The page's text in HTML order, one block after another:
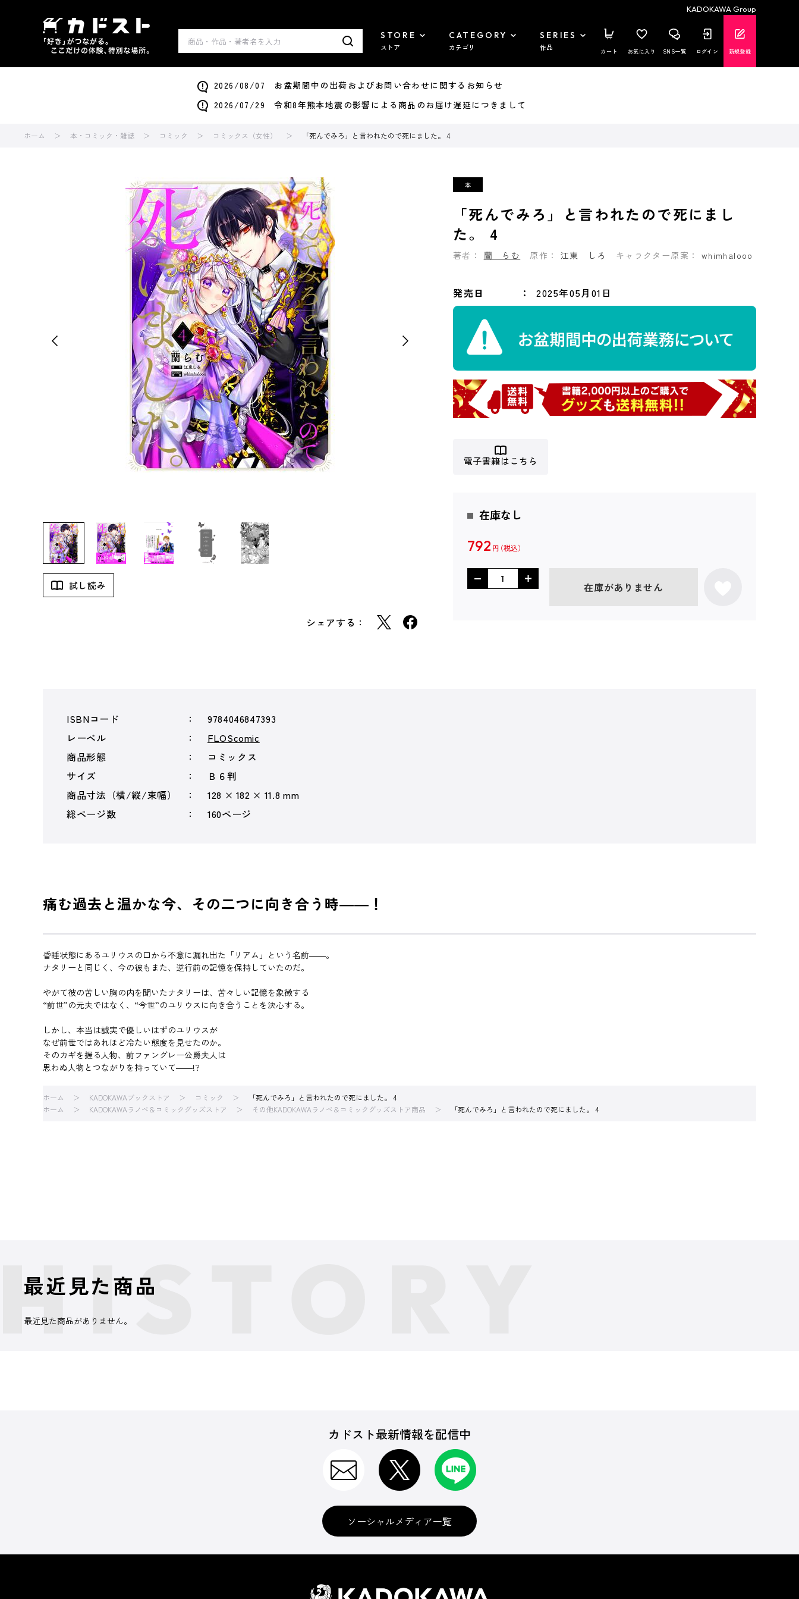
KADOKAWA Group
STORE
ストア
CATEGORY
カテゴリ
SERIES
作品 カート お気に入り SNS一覧 ログイン 新規登録
2026/08/07 お盆期間中の出荷およびお問い合わせに関するお知らせ
2026/07/29 令和8年熊本地震の影響による商品のお届け遅延につきまして
ホーム 本・コミック・雑誌 コミック コミックス（女性） 「死んでみろ」と言われたので死にました。 4
試し読み
シェアする：
「死んでみろ」と言われたので死にまし
た。 4
著者： 蘭 らむ 原作： 江東 しろ キャラクター原案： whimhalooo
発売日 2025年05月01日
電子書籍はこちら
在庫なし
792 円
在庫がありません
ISBNコード
9784046847393
レーベル
FLOScomic
商品形態
コミックス
サイズ
Ｂ６判
商品寸法（横/縦/束幅）
128 × 182 × 11.8 mm
総ページ数
160ページ
痛む過去と温かな今、その二つに向き合う時――！
昏睡状態にあるユリウスの口から不意に漏れ出た「リアム」という名前――。
ナタリーと同じく、今の彼もまた、逆行前の記憶を保持していたのだ。
やがて彼の苦しい胸の内を聞いたナタリーは、苦々しい記憶を象徴する
“前世”の元夫ではなく、“今世”のユリウスに向き合うことを決心する。
しかし、本当は誠実で優しいはずのユリウスが
なぜ前世ではあれほど冷たい態度を見せたのか。
そのカギを握る人物、前ファングレー公爵夫人は
思わぬ人物とつながりを持っていて――!?
ホーム KADOKAWAブックストア コミック
「死んでみろ」と言われたので死にました。 4
ホーム
KADOKAWAラノベ＆コミックグッズストア その他KADOKAWAラノベ＆コミックグッズストア商品 「死んでみろ」と言われたので死にました。 4
最近見た商品
最近見た商品がありません。
カドスト最新情報を配信中
ソーシャルメディア一覧